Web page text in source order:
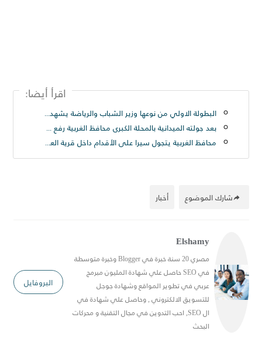
اقرأ أيضا:
البطولة الاولي من نوعها وزير الشباب والرياضة يشهد المؤتمر الصحفي لبطولة أندية كرة القدم الإلكترونية
بعد جولته الميدانية بالمحلة الكبرى محافظ الغربية رفع ٢٥٠ طن قمامة من شارع الترعة بحى ثان المحلة
محافظ الغربية يتجول سيرا على الأقدام داخل قرية العزيزية بسمنود: “مطالب المواطنين أولوية ولن نترك مشكلة دون حل
أخبار شارك الموضوع
Elshamy
مصري 20 سنة خبرة في Blogger وخبرة متوسطة
في SEO حاصل علي شهادة المليون مبرمج
عربي في تطوير المواقع وشهادة جوجل
للتسويق الالكتروني , وحاصل علي شهادة في
ال SEO, احب التدوين في مجال التقنية و محركات
البحث
البروفايل